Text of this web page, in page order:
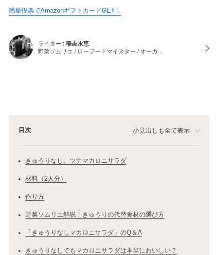
簡単投票でAmazonギフトカードGET！
ライター :稲吉永恵
野菜ソムリエ / ローフードマイスター / オーガ…
目次 小見出しも全て表示
きゅうりなし。ツナマカロニサラダ
材料（2人分）
作り方
野菜ソムリエ解説！きゅうりの代替食材の選び方
「きゅうりなしマカロニサラダ」のQ＆A
きゅうりなしでもマカロニサラダは本当においしい？